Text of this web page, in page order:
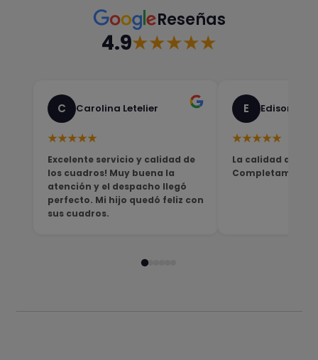
Reseñas
4.9★★★★★
C Carolina Letelier
★★★★★
Excelente servicio y calidad de
los cuadros! Muy buena la
atención y el despacho llegó
perfecto. Mi hijo quedó feliz con
sus cuadros.
E Edison
★★★★★
La calidad del
Completamente